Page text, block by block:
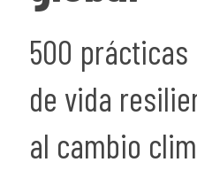
500
de vida
al cambio